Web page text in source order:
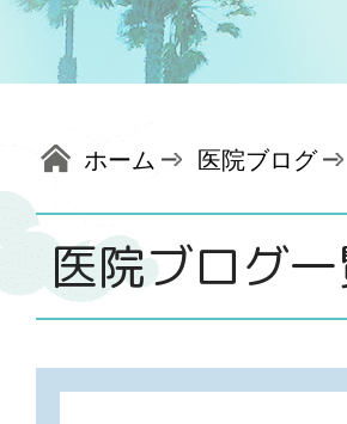
ホーム 医院ブログ
医院ブログ